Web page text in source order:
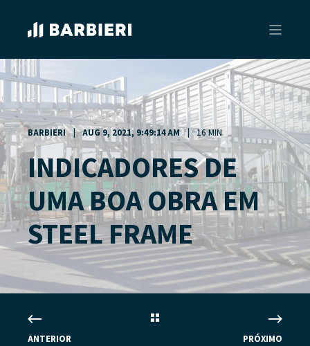
BARBIERI AUG 9, 2021, 9:49:14 AM 16 MIN
INDICADORES DE
UMA BOA OBRA EM
STEEL FRAME
ANTERIOR PRÓXIMO